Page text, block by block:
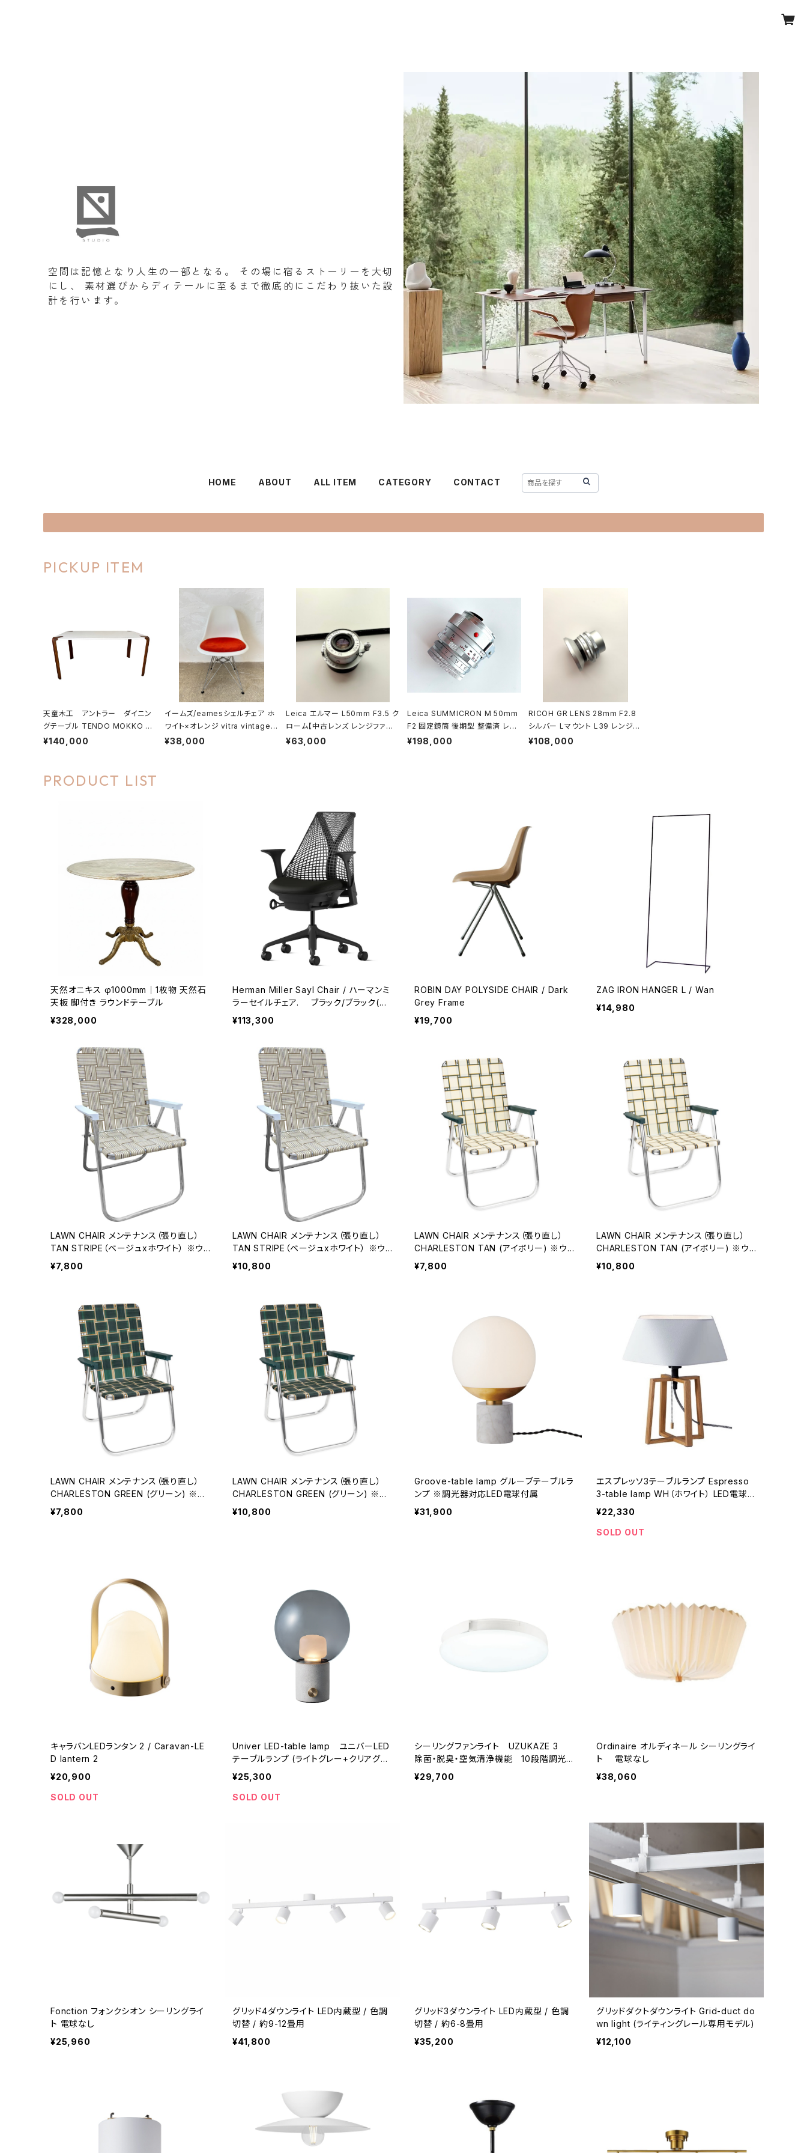
空間は記憶となり人生の一部となる。 その場に宿るストーリーを大切
にし、 素材選びからディテールに至るまで徹底的にこだわり抜いた設
計を行います。
HOME ABOUT ALL ITEM CATEGORY CONTACT
PICKUP ITEM
天童木工 アントラー ダイニン
グテーブル TENDO MOKKO AN
TLER Dining Table by 乾三郎
¥140,000
イームズ/eamesシェルチェア ホ
ワイト×オレンジ vitra vintage
C <vitra/ヴィトラ>
¥38,000
Leica エルマー L50mm F3.5 ク
ローム【中古レンズ レンジファイ
ンダー用レンズ】
¥63,000
Leica SUMMICRON M 50mm
F2 固定鏡筒 後期型 整備済 レン
ジファインダーカメラレンズ
¥198,000
RICOH GR LENS 28mm F2.8
シルバー Lマウント L39 レンジフ
ァインダーカメラ用レンズ
¥108,000
PRODUCT LIST
天然オニキス φ1000mm｜1枚物 天然石
天板 脚付き ラウンドテーブル
¥328,000
Herman Miller Sayl Chair / ハーマンミ
ラーセイルチェア. ブラック/ブラック(コ
スモス)
¥113,300
ROBIN DAY POLYSIDE CHAIR / Dark
Grey Frame
¥19,700
ZAG IRON HANGER L / Wan
¥14,980
LAWN CHAIR メンテナンス（張り直し）
TAN STRIPE（ベージュxホワイト） ※ウェ
ビング既存品
¥7,800
LAWN CHAIR メンテナンス（張り直し）
TAN STRIPE（ベージュxホワイト） ※ウェ
ビング新品交換
¥10,800
LAWN CHAIR メンテナンス（張り直し）
CHARLESTON TAN (アイボリー) ※ウェ
ビング既存品
¥7,800
LAWN CHAIR メンテナンス（張り直し）
CHARLESTON TAN (アイボリー) ※ウェ
ビング新品交換
¥10,800
LAWN CHAIR メンテナンス（張り直し）
CHARLESTON GREEN (グリーン) ※ウ
ェビング既存品
¥7,800
LAWN CHAIR メンテナンス（張り直し）
CHARLESTON GREEN (グリーン) ※ウ
ェビング新品交換
¥10,800
Groove-table lamp グルーブテーブルラ
ンプ ※調光器対応LED電球付属
¥31,900
エスプレッソ3テーブルランプ Espresso
3-table lamp WH（ホワイト） LED電球付
属
¥22,330
SOLD OUT
キャラバンLEDランタン 2 / Caravan-LE
D lantern 2
¥20,900
SOLD OUT
Univer LED-table lamp ユニバーLED
テーブルランプ (ライトグレー+クリアグレ
ー)
¥25,300
SOLD OUT
シーリングファンライト UZUKAZE 3
除菌・脱臭・空気清浄機能 10段階調光 /
20段階調色 / 5,500lm / 最大14畳対応
¥29,700
Ordinaire オルディネール シーリングライ
ト 電球なし
¥38,060
Fonction フォンクシオン シーリングライ
ト 電球なし
¥25,960
グリッド4ダウンライト LED内蔵型 / 色調
切替 / 約9-12畳用
¥41,800
グリッド3ダウンライト LED内蔵型 / 色調
切替 / 約6-8畳用
¥35,200
グリッドダクトダウンライト Grid-duct do
wn light (ライティングレール専用モデル)
¥12,100